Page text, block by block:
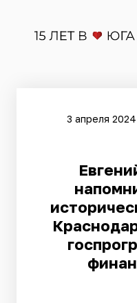
3 апреля